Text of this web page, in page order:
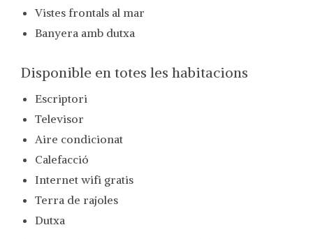
Vistes frontals al mar
Banyera amb dutxa
Disponible en totes les habitacions
Escriptori
Televisor
Aire condicionat
Calefacció
Internet wifi gratis
Terra de rajoles
Dutxa